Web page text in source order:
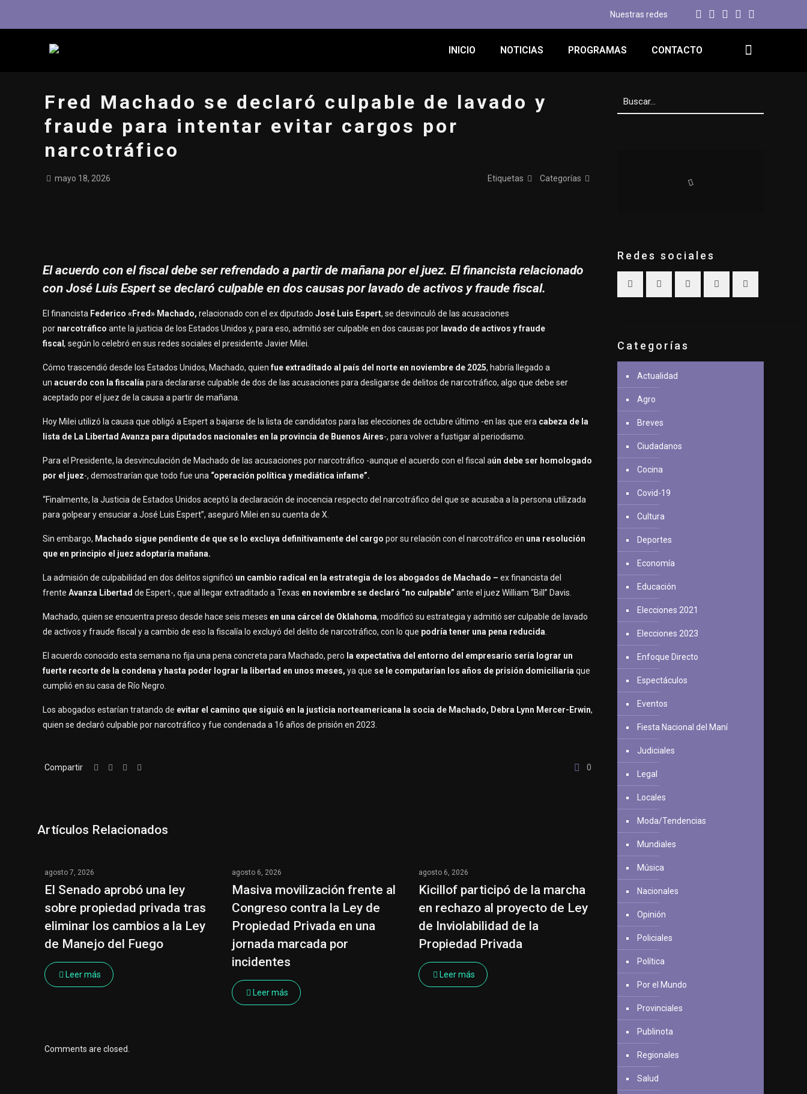
Nuestras redes
INICIO NOTICIAS PROGRAMAS CONTACTO
Fred Machado se declaró culpable de lavado y
fraude para intentar evitar cargos por
narcotráfico
mayo 18, 2026 Categorías
Etiquetas
El acuerdo con el fiscal debe ser refrendado a partir de mañana por el juez. El financista relacionado
con José Luis Espert se declaró culpable en dos causas por lavado de activos y fraude fiscal.
El financista Federico «Fred» Machado, relacionado con el ex diputadoJosé Luis Espert, se desvinculó de las acusaciones
por narcotráficoante la justicia de los Estados Unidos y, para eso, admitió ser culpable en dos causas por lavado de activos y fraude
fiscal, según lo celebró en sus redes sociales el presidente Javier Milei.
Cómo trascendió desde los Estados Unidos, Machado, quienfue extraditado al país del norte en noviembre de 2025, habría llegado a
unacuerdo con la fiscalíapara declararse culpable de dos de las acusaciones para desligarse de delitos de narcotráfico, algo que debe ser
aceptado por el juez de la causa a partir de mañana.
Hoy Milei utilizó la causa que obligó a Espert a bajarse de la lista de candidatos para las elecciones de octubre último -en las que era cabeza de la
lista de La Libertad Avanza para diputados nacionales en la provincia de Buenos Aires-, para volver a fustigar al periodismo.
Para el Presidente, la desvinculación de Machado de las acusaciones por narcotráfico -aunque el acuerdo con el fiscal aún debe ser homologado
por el juez-, demostrarían que todo fue una “operación política y mediática infame”.
“Finalmente, la Justicia de Estados Unidos aceptó la declaración de inocencia respecto del narcotráfico del que se acusaba a la persona utilizada
para golpear y ensuciar a José Luis Espert”, aseguró Milei en su cuenta de X.
Sin embargo, Machado sigue pendiente de que se lo excluya definitivamente del cargo por su relación con el narcotráfico en una resolución
que en principio el juez adoptaría mañana.
La admisión de culpabilidad en dos delitos significó un cambio radical en la estrategia de los abogados de Machado – ex financista del
frenteAvanza Libertad de Espert-, que al llegar extraditado a Texas en noviembre se declaró “no culpable” ante el juez William “Bill” Davis.
Machado, quien se encuentra preso desde hace seis meses en una cárcel de Oklahoma, modificó su estrategia y admitió ser culpable de lavado
de activos y fraude fiscal y a cambio de eso la fiscalía lo excluyó del delito de narcotráfico, con lo que podría tener una pena reducida
El acuerdo conocido esta semana no fija una pena concreta para Machado, pero la expectativa del entorno del empresario sería lograr un
fuerte recorte de la condena y hasta poder lograr la libertad en unos meses,ya que se le computarían los años de prisión domiciliariaque
cumplió en su casa de Río Negro.
Los abogados estarían tratando de evitar el camino que siguió en la justicia norteamericana la socia de Machado, Debra Lynn Mercer-Erwin,
quien se declaró culpable por narcotráfico y fue condenada a 16 años de prisión en 2023.
Compartir 0
Artículos Relacionados
agosto 7, 2026
El Senado aprobó una ley
sobre propiedad privada tras
eliminar los cambios a la Ley
de Manejo del Fuego
Leer más
agosto 6, 2026
Masiva movilización frente al
Congreso contra la Ley de
Propiedad Privada en una
jornada marcada por
incidentes
Leer más
agosto 6, 2026
Kicillof participó de la marcha
en rechazo al proyecto de Ley
de Inviolabilidad de la
Propiedad Privada
Leer más
Comments are closed.
Redes sociales
Categorías
Actualidad
Agro
Breves
Ciudadanos
Cocina
Covid-19
Cultura
Deportes
Economía
Educación
Elecciones 2021
Elecciones 2023
Enfoque Directo
Espectáculos
Eventos
Fiesta Nacional del Maní
Judiciales
Legal
Locales
Moda/Tendencias
Mundiales
Música
Nacionales
Opinión
Policiales
Política
Por el Mundo
Provinciales
Publinota
Regionales
Salud